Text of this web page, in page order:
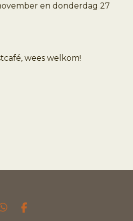
en donderdag 27
wees welkom!
W
F